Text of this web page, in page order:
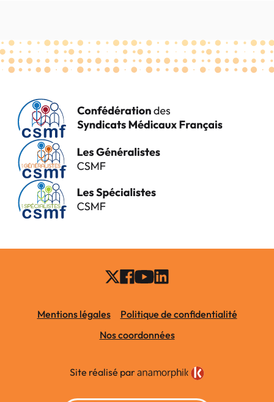
Mentions légales
Politique de confidentialité
Nos coordonnées
Site réalisé par